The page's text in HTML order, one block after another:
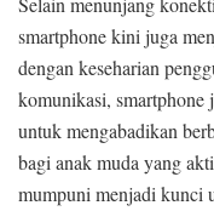
smartphone kini juga
dengan keseharian
komunikasi, smartphone
untuk mengabadikan
bagi anak muda yang
mumpuni menjadi kunci